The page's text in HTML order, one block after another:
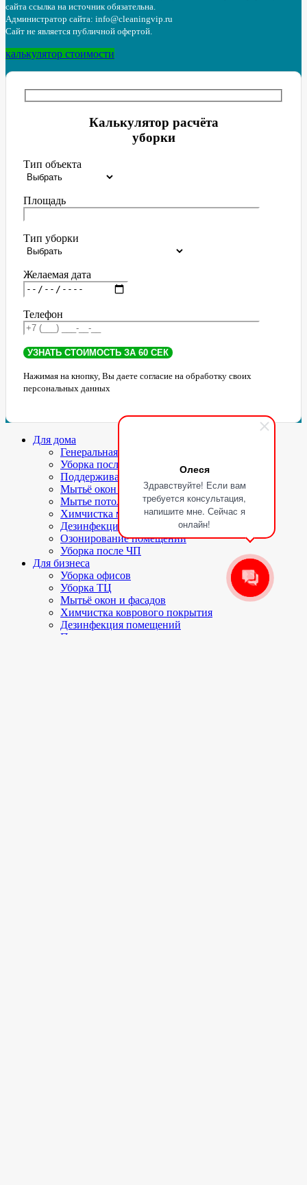
Олеся
Здравствуйте! Если вам
требуется консультация,
напишите мне. Сейчас я
онлайн!
сайта ссылка на источник обязательна.
Администратор сайта: info@cleaningvip.ru
Сайт не является публичной офертой.
калькулятор стоимости
Калькулятор расчёта
уборки
Тип объекта
Площадь
Тип уборки
Желаемая дата
Телефон
Нажимая на кнопку, Вы даете согласие на обработку своих
персональных данных
Для дома
Генеральная уборка
Уборка после ремонта
Поддерживающая уборка
Мытьё окон и балконов
Мытье потолков
Химчистка мягкой мебели и ковров
Дезинфекция
Озонирование помещений
Уборка после ЧП
Для бизнеса
Уборка офисов
Уборка ТЦ
Мытьё окон и фасадов
Химчистка коврового покрытия
Дезинфекция помещений
Промышленное озонирование